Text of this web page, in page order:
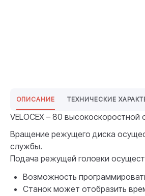
ОПИСАНИЕ ТЕХНИЧЕСКИЕ
VELOCEX – 80
Вращение режущего диска
службы.
Подача режущей головки
Возможность
Станок может отобразить